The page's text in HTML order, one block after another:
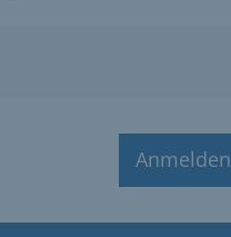
Anmelden